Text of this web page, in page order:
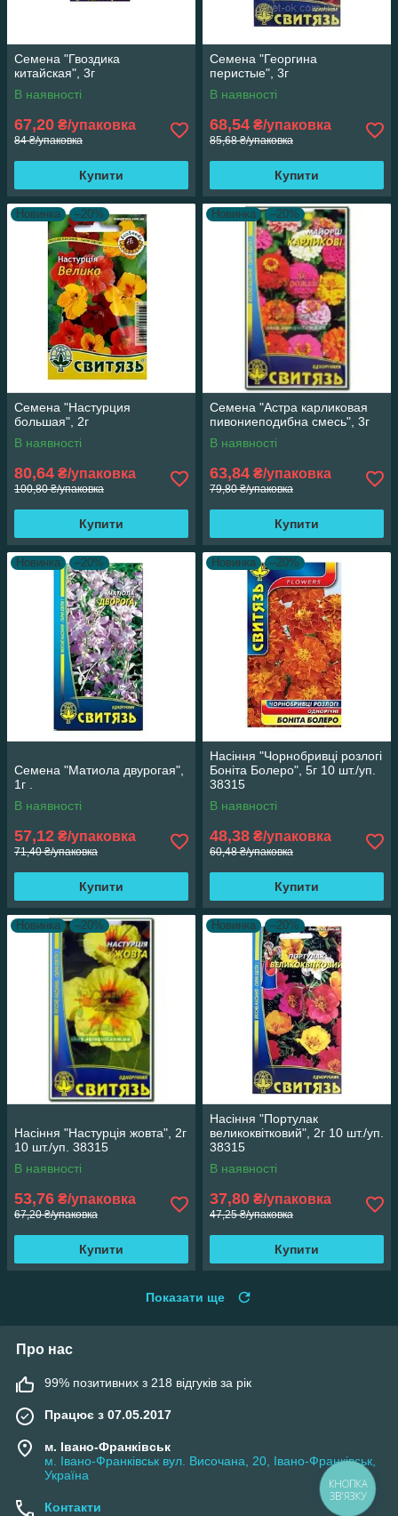
Семена "Гвоздика
китайская", 3г
В наявності
67,20 ₴/упаковка
84 ₴/упаковка
Купити
Семена "Георгина
перистые", 3г
В наявності
68,54 ₴/упаковка
85,68 ₴/упаковка
Купити
Новинка –20%
Семена "Настурция
большая", 2г
В наявності
80,64 ₴/упаковка
100,80 ₴/упаковка
Купити
Новинка –20%
Семена "Астра карликовая
пивониеподибна смесь", 3г
В наявності
63,84 ₴/упаковка
79,80 ₴/упаковка
Купити
Новинка –20%
Семена "Матиола двурогая",
1г .
В наявності
57,12 ₴/упаковка
71,40 ₴/упаковка
Купити
Новинка –20%
Насіння "Чорнобривці розлогі
Боніта Болеро", 5г 10 шт./уп.
38315
В наявності
48,38 ₴/упаковка
60,48 ₴/упаковка
Купити
Новинка –20%
Насіння "Настурція жовта", 2г
10 шт./уп. 38315
В наявності
53,76 ₴/упаковка
67,20 ₴/упаковка
Купити
Новинка –20%
Насіння "Портулак
великоквітковий", 2г 10 шт./уп.
38315
В наявності
37,80 ₴/упаковка
47,25 ₴/упаковка
Купити
Показати ще
Про нас
99% позитивних з 218 відгуків за рік
Працює з 07.05.2017
м. Івано-Франківськ
м. Івано-Франківськ вул. Височана, 20, Івано-Франківськ,
Україна
Контакти
КНОПКА
ЗВ'ЯЗКУ